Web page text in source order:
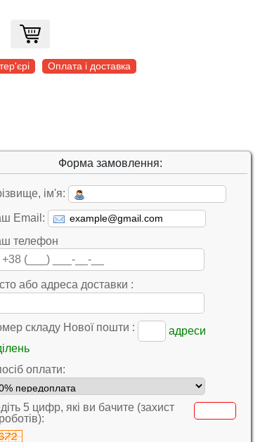
Оплата і доставка
Форма замовлення:
ім'я:
Email:
телефон
або адреса доставки :
складу Нової пошти :
адреси
оплати:
5 цифр, які ви бачите (захист